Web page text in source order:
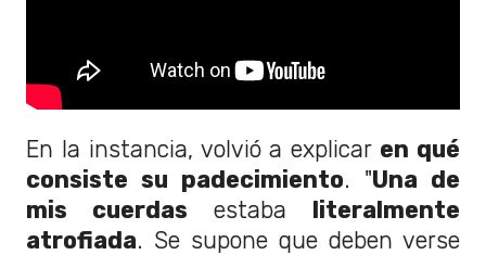
En la instancia, volvió a explicar en qué
consiste su padecimiento. "Una de
mis cuerdas estaba literalmente
atrofiada. Se supone que deben verse